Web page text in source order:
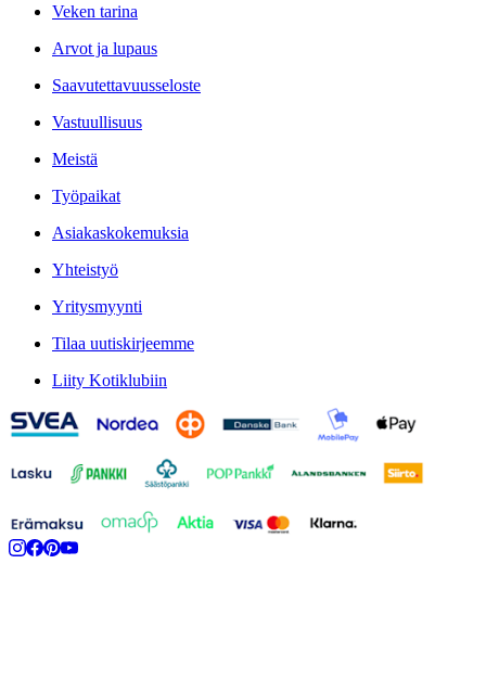
Veken tarina
Arvot ja lupaus
Saavutettavuusseloste
Vastuullisuus
Meistä
Työpaikat
Asiakaskokemuksia
Yhteistyö
Yritysmyynti
Tilaa uutiskirjeemme
Liity Kotiklubiin